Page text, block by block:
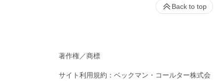
著作権／商標
サイト利用規約：ベックマン・コールター株式会
Back to top